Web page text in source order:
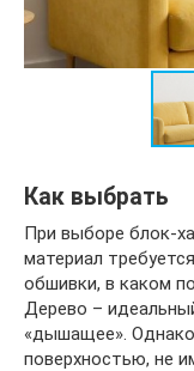
Как выбрать
При выборе блок-
материал
обшивки, в каком
Дерево –
«дышащее».
поверхностью, не